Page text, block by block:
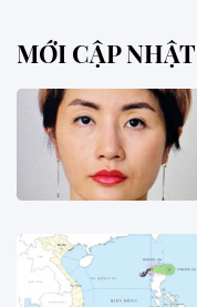
MỚI CẬP NHẬT